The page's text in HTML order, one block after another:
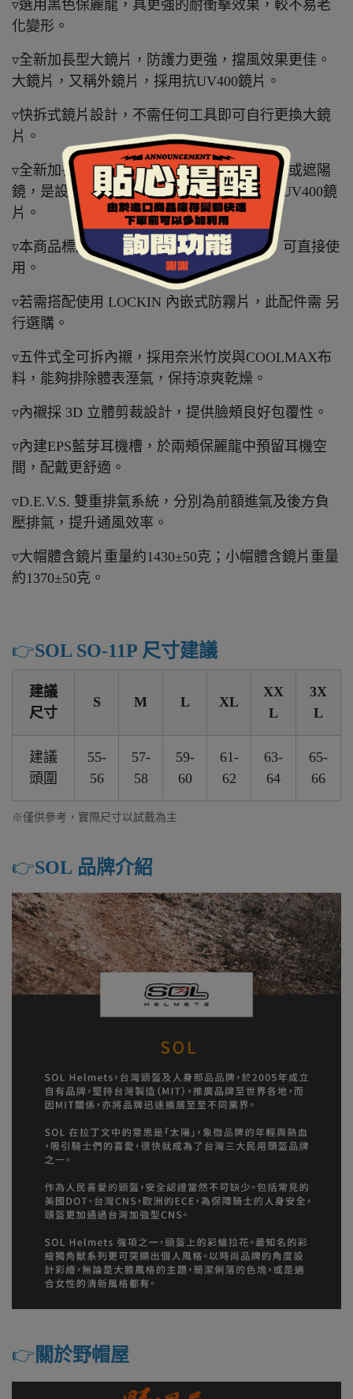
▿選用黑色保麗龍，具更強的耐衝擊效果，較不易老
化變形。
▿全新加長型大鏡片，防護力更強，擋風效果更佳。
大鏡片，又稱外鏡片，採用抗UV400鏡片。
▿快拆式鏡片設計，不需任何工具即可自行更換大鏡
片。
▿全新加長型內墨片，又稱內藏鏡、內置鏡片或遮陽
鏡，是設計在安全帽內的太陽眼鏡，採用抗UV400鏡
片。
▿本商品標配為含PIN扣點的淺茶色大鏡片，可直接使
用。
▿若需搭配使用 LOCKIN 內嵌式防霧片，此配件需 另
行選購。
▿五件式全可拆內襯，採用奈米竹炭與COOLMAX布
料，能夠排除體表溼氣，保持涼爽乾燥。
▿內襯採 3D 立體剪裁設計，提供臉頰良好包覆性。
▿內建EPS藍芽耳機槽，於兩頰保麗龍中預留耳機空
間，配戴更舒適。
▿D.E.V.S. 雙重排氣系統，分別為前額進氣及後方負
壓排氣，提升通風效率。
▿大帽體含鏡片重量約1430±50克；小帽體含鏡片重量
約1370±50克。
👉️SOL SO-11P 尺寸建議
建議
尺寸
S M L XL
XX
L
3X
L
建議
頭圍
55-
56
57-
58
59-
60
61-
62
63-
64
65-
66
※僅供參考，實際尺寸以試戴為主
👉️SOL 品牌介紹
👉️ 關於野帽屋